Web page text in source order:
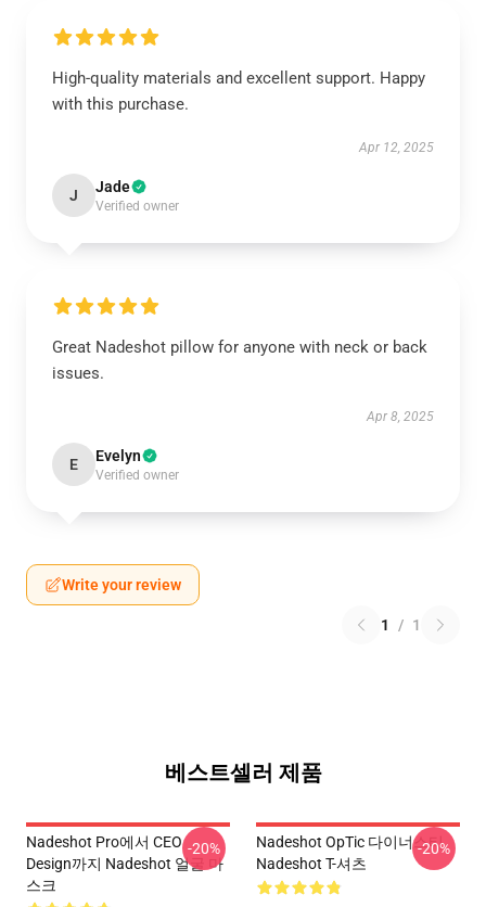
High-quality materials and excellent support. Happy
with this purchase.
Apr 12, 2025
J Jade
Verified owner
Great Nadeshot pillow for anyone with neck or back
issues.
Apr 8, 2025
E Evelyn
Verified owner
Write your review
1 / 1
베스트셀러 제품
Nadeshot Pro에서 CEO
Design까지 Nadeshot 얼굴 마
스크
-20%
Nadeshot OpTic 다이너스티
Nadeshot T-셔츠
-20%